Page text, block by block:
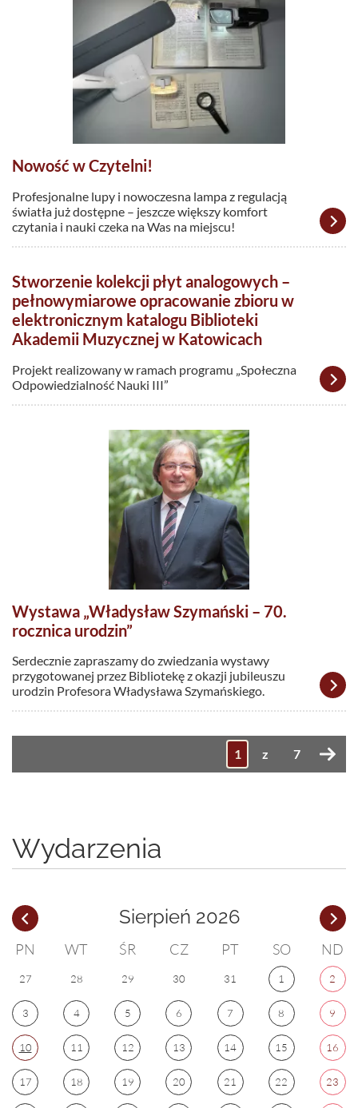
Nowość w Czytelni!
Profesjonalne lupy i nowoczesna lampa z regulacją
światła już dostępne – jeszcze większy komfort
czytania i nauki czeka na Was na miejscu!
Stworzenie kolekcji płyt analogowych –
pełnowymiarowe opracowanie zbioru w
elektronicznym katalogu Biblioteki
Akademii Muzycznej w Katowicach
Projekt realizowany w ramach programu „Społeczna
Odpowiedzialność Nauki III”
Wystawa „Władysław Szymański – 70.
rocznica urodzin”
Serdecznie zapraszamy do zwiedzania wystawy
przygotowanej przez Bibliotekę z okazji jubileuszu
urodzin Profesora Władysława Szymańskiego.
z 7
Wydarzenia
Sierpień 2026
PN WT ŚR CZ PT SO ND
27 28 29 30 31 1 2
3 4 5 6 7 8 9
10 11 12 13 14 15 16
17 18 19 20 21 22 23